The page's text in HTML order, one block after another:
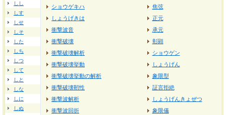
しし
しす
しせ
しそ
した
しち
しつ
して
しと
しな
しに
しぬ
ショウゲキハ
しょうげきは
衝撃波音
衝撃破壊
衝撃破壊解析
衝撃破壊挙動
衝撃破壊挙動の解析
衝撃破壊靭性
衝撃波解析
衝撃波回折
焦弦
正元
承元
彰顕
ショウゲン
しょうげん
象限型
証言拒絶
しょうげんきょぜつ
象限儀